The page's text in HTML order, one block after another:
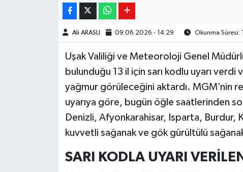
Ali ARASLI 09.06.2026 - 14:29 Okunma Süresi:
Uşak Valiliği ve Meteoroloji Genel
bulunduğu 13 il için sarı kodlu uyarı
yağmur görüleceğini aktardı. MGM’nin
uyarıya göre, bugün öğle saatlerinden
Denizli, Afyonkarahisar, Isparta, Burdur,
kuvvetli sağanak ve gök gürültülü
SARI KODLA UYARI